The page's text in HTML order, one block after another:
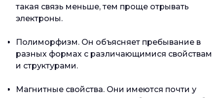
такая связь меньше, тем проще отрывать
электроны.
Полиморфизм. Он объясняет пребывание в
разных формах с различающимися свойствам
и структурами.
Магнитные свойства. Они имеются почти у